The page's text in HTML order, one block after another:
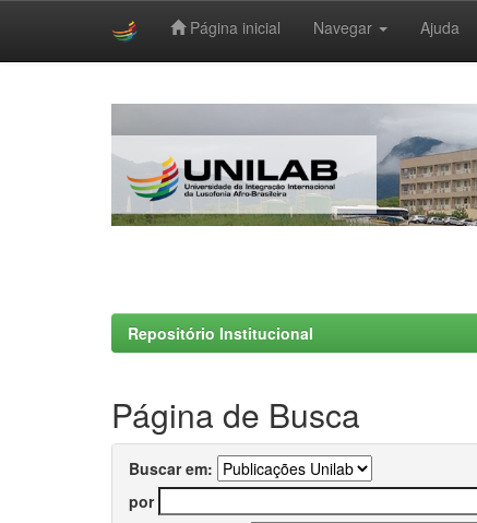
Página inicial Navegar Ajuda
Repositório Institucional
Página de Busca
Buscar em:
por